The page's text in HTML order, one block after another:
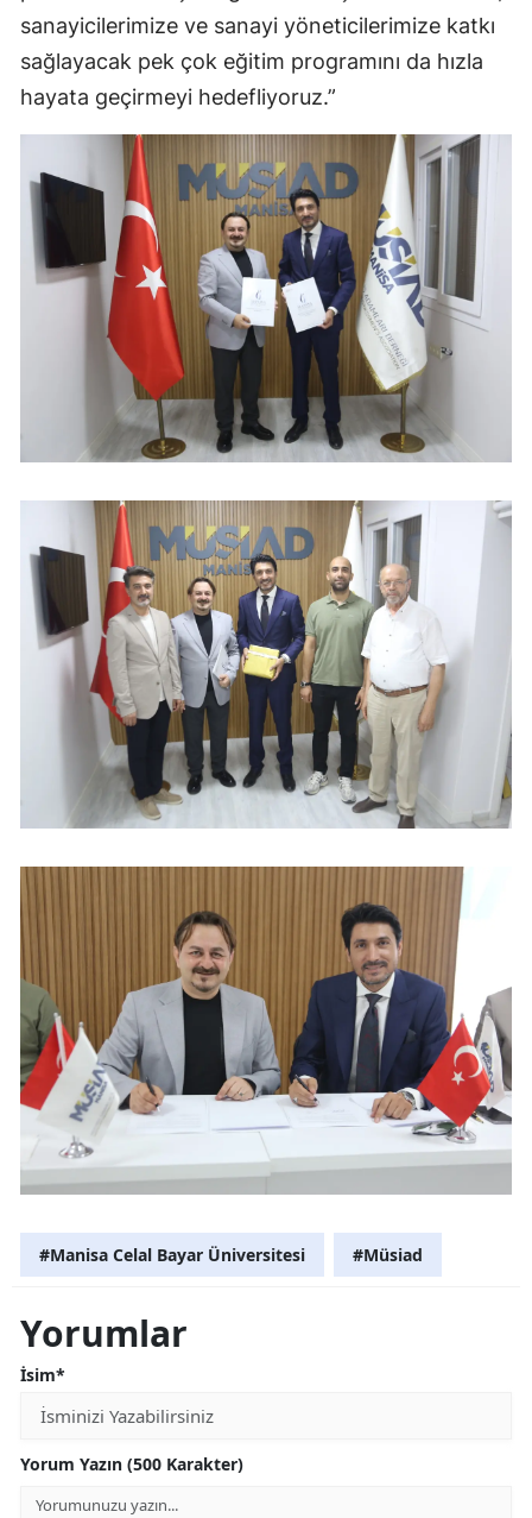
sanayicilerimize ve sanayi yöneticilerimize katkı
sağlayacak pek çok eğitim programını da hızla
hayata geçirmeyi hedefliyoruz.”
#Manisa Celal Bayar Üniversitesi #Müsiad
Yorumlar
İsim*
Yorum Yazın (500 Karakter)